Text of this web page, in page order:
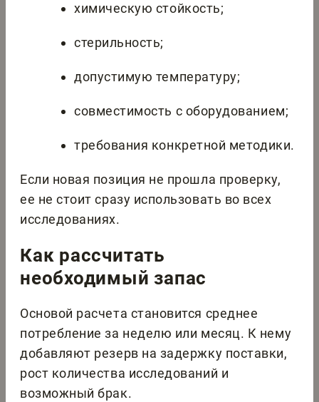
химическую стойкость;
стерильность;
допустимую температуру;
совместимость с оборудованием;
требования конкретной методики.
Если новая позиция не прошла проверку,
ее не стоит сразу использовать во всех
исследованиях.
Как рассчитать
необходимый запас
Основой расчета становится среднее
потребление за неделю или месяц. К нему
добавляют резерв на задержку поставки,
рост количества исследований и
возможный брак.